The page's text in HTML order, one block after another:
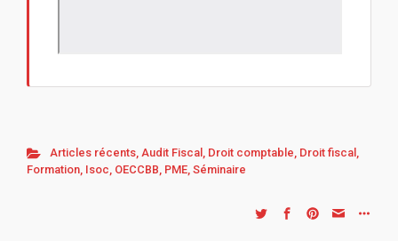
Articles récents, Audit Fiscal Droit comptable Droit fiscal
Formation Isoc OECCBB PME Séminaire